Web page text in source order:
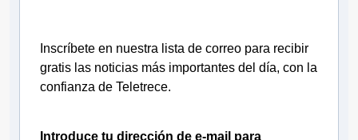
Inscríbete en nuestra lista de correo para recibir
gratis las noticias más importantes del día, con la
confianza de Teletrece.
Introduce tu dirección de e-mail para